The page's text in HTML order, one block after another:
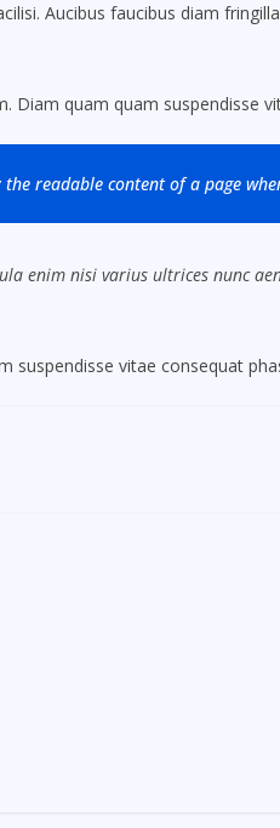
Aucibus faucibus diam
quam quam suspendisse
readable content of a page
enim nisi varius ultrices nunc
suspendisse vitae consequat